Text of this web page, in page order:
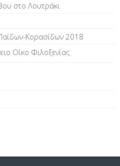
στο Λουτράκι
Κορασίδων 2018
Οίκο Φιλοξενίας